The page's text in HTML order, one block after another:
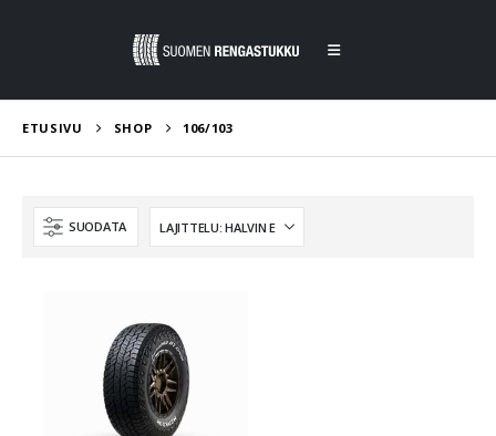
ETUSIVU SHOP 106/103
SUODATA